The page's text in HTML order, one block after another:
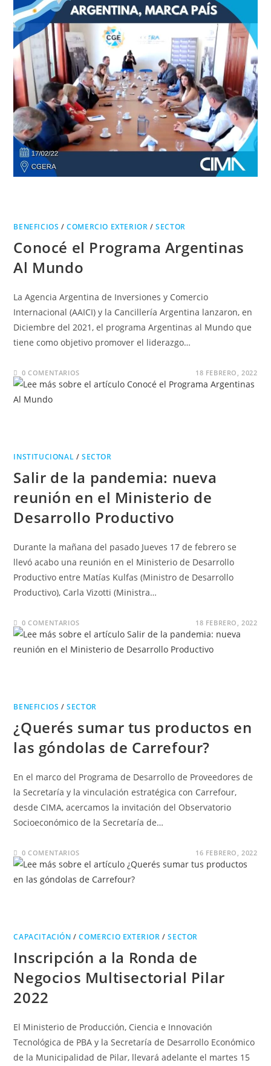
BENEFICIOS /COMERCIO EXTERIOR /SECTOR
Conocé el Programa Argentinas
Al Mundo
La Agencia Argentina de Inversiones y Comercio
Internacional (AAICI) y la Cancillería Argentina lanzaron, en
Diciembre del 2021, el programa Argentinas al Mundo que
tiene como objetivo promover el liderazgo…
0 COMENTARIOS 18 FEBRERO, 2022
INSTITUCIONAL /SECTOR
Salir de la pandemia: nueva
reunión en el Ministerio de
Desarrollo Productivo
Durante la mañana del pasado Jueves 17 de febrero se
llevó acabo una reunión en el Ministerio de Desarrollo
Productivo entre Matías Kulfas (Ministro de Desarrollo
Productivo), Carla Vizotti (Ministra…
0 COMENTARIOS 18 FEBRERO, 2022
BENEFICIOS /SECTOR
¿Querés sumar tus productos en
las góndolas de Carrefour?
En el marco del Programa de Desarrollo de Proveedores de
la Secretaría y la vinculación estratégica con Carrefour,
desde CIMA, acercamos la invitación del Observatorio
Socioeconómico de la Secretaría de…
0 COMENTARIOS 16 FEBRERO, 2022
CAPACITACIÓN /COMERCIO EXTERIOR /SECTOR
Inscripción a la Ronda de
Negocios Multisectorial Pilar
2022
El Ministerio de Producción, Ciencia e Innovación
Tecnológica de PBA y la Secretaría de Desarrollo Económico
de la Municipalidad de Pilar, llevará adelante el martes 15